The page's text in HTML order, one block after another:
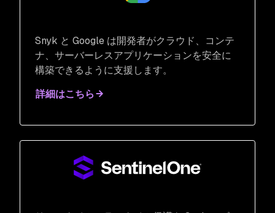
Snyk と Google は開発者がクラウド、コンテ
ナ、サーバーレスアプリケーションを安全に
構築できるように支援します。
詳細はこちら